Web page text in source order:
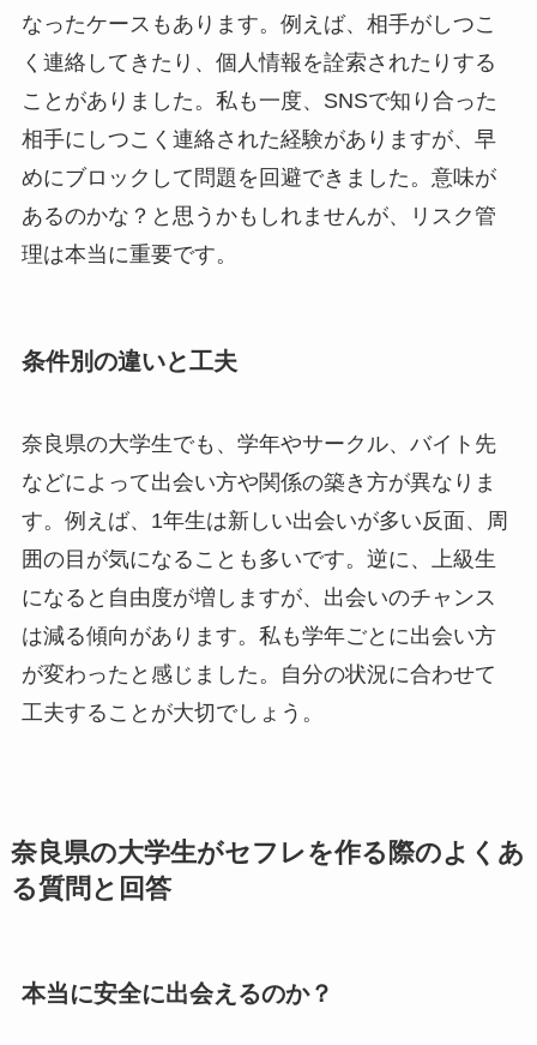
なったケースもあります。例えば、相手がしつこ
く連絡してきたり、個人情報を詮索されたりする
ことがありました。私も一度、SNSで知り合った
相手にしつこく連絡された経験がありますが、早
めにブロックして問題を回避できました。意味が
あるのかな？と思うかもしれませんが、リスク管
理は本当に重要です。
条件別の違いと工夫
奈良県の大学生でも、学年やサークル、バイト先
などによって出会い方や関係の築き方が異なりま
す。例えば、1年生は新しい出会いが多い反面、周
囲の目が気になることも多いです。逆に、上級生
になると自由度が増しますが、出会いのチャンス
は減る傾向があります。私も学年ごとに出会い方
が変わったと感じました。自分の状況に合わせて
工夫することが大切でしょう。
奈良県の大学生がセフレを作る際のよくあ
る質問と回答
本当に安全に出会えるのか？